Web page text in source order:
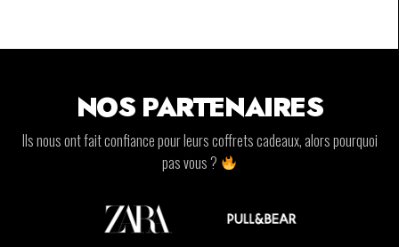
NOS PARTENAIRES
Ils nous ont fait confiance pour leurs coffrets cadeaux, alors pourquoi
pas vous ?